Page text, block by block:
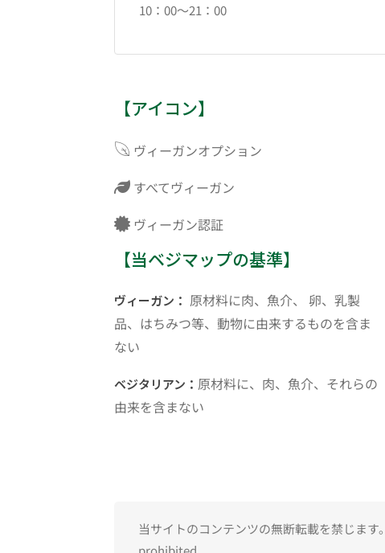
10：00～21：00
【アイコン】
ヴィーガンオプション
すべてヴィーガン
ヴィーガン認証
【当ベジマップの基準】
ヴィーガン： 原材料に肉、魚介、 卵、乳製
品、はちみつ等、動物に由来するものを含ま
ない
ベジタリアン： 原材料に、肉、魚介、それらの
由来を含まない
当サイトのコンテンツの無断転載を禁じま